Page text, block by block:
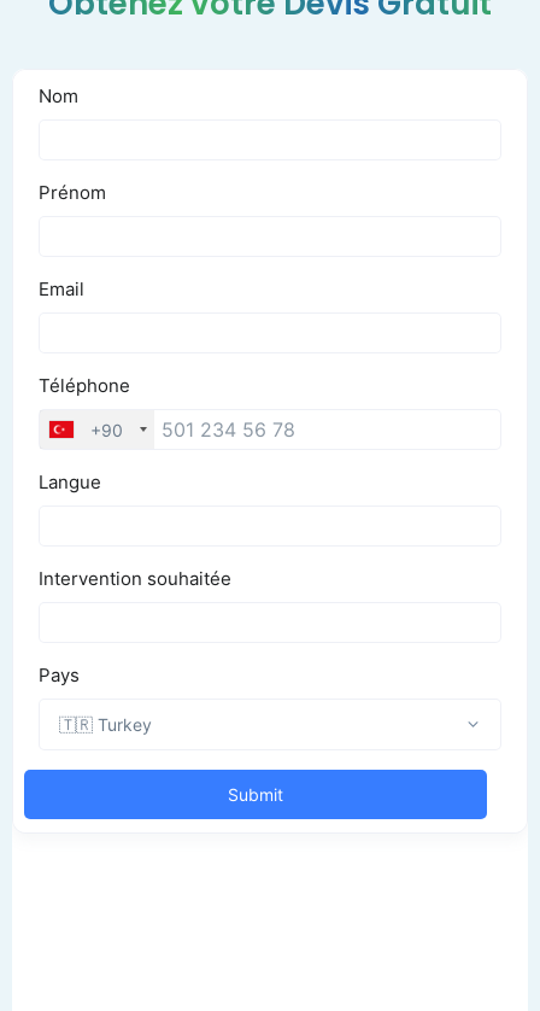
Paris : prix augmentation